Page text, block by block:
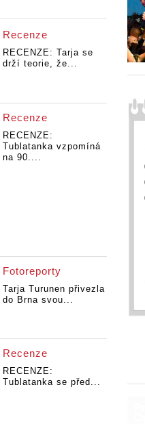
Recenze
RECENZE: Tarja se
drží teorie, že...
Recenze
RECENZE:
Tublatanka vzpomíná
na 90....
Fotoreporty
Tarja Turunen přivezla
do Brna svou...
Recenze
RECENZE:
Tublatanka se před...